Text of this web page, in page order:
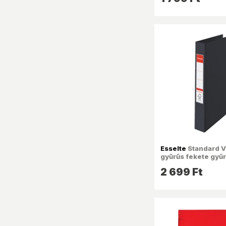
Esselte Standard
gyűrűs fekete
2 699 Ft